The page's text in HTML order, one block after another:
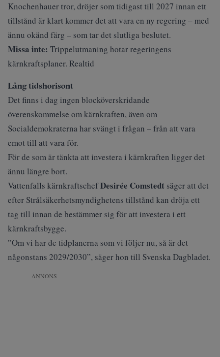
Knochenhauer tror, dröjer som tidigast till 2027 innan ett
tillstånd är klart kommer det att vara en ny regering – med
ännu okänd färg – som tar det slutliga beslutet.
Missa inte: Trippelutmaning hotar regeringens
kärnkraftsplaner. Realtid
Lång tidshorisont
Det finns i dag ingen blocköverskridande
överenskommelse om kärnkraften, även om
Socialdemokraterna har svängt i frågan – från att vara
emot till att vara för.
För de som är tänkta att investera i kärnkraften ligger det
ännu längre bort.
Vattenfalls kärnkraftschefDesirée Comstedt säger att det
efter Strålsäkerhetsmyndighetens tillstånd kan dröja ett
tag till innan de bestämmer sig för att investera i ett
kärnkraftsbygge.
”Om vi har de tidplanerna som vi följer nu, så är det
någonstans 2029/2030”, säger hon till Svenska Dagbladet.
ANNONS